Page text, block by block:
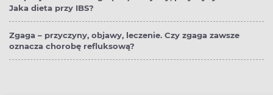
Jaka dieta przy IBS?
Zgaga – przyczyny, objawy, leczenie. Czy zgaga zawsze
oznacza chorobę refluksową?